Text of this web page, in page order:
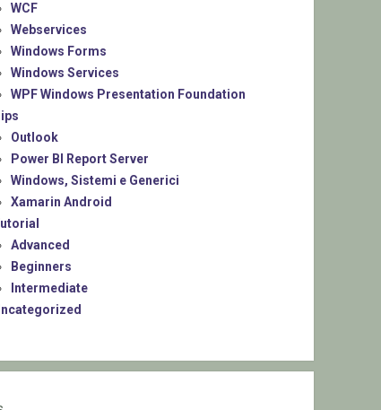
WCF
Webservices
Windows Forms
Windows Services
WPF Windows Presentation Foundation
Outlook
Power BI Report Server
Windows, Sistemi e Generici
Xamarin Android
Advanced
Beginners
Intermediate